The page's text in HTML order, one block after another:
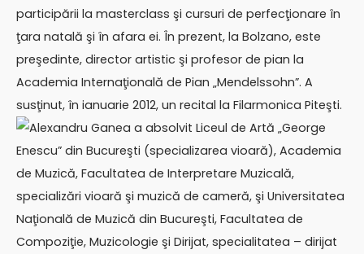
participării la masterclass şi cursuri de perfecţionare în
ţara natală şi în afara ei. În prezent, la Bolzano, este
preşedinte, director artistic şi profesor de pian la
Academia Internaţională de Pian „Mendelssohn”. A
susţinut, în ianuarie 2012, un recital la Filarmonica Piteşti.
Alexandru Ganea a absolvit Liceul de Artă „George
Enescu” din Bucureşti (specializarea vioară), Academia
de Muzică, Facultatea de Interpretare Muzicală,
specializări vioară şi muzică de cameră, şi Universitatea
Naţională de Muzică din Bucureşti, Facultatea de
Compoziţie, Muzicologie şi Dirijat, specialitatea – dirijat